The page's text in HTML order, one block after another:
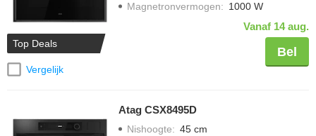
Top Deals
Vergelijk
Magnetronvermogen: 1000 W
Vanaf 14 aug.
Bel
Atag CSX8495D
Nishoogte: 45 cm